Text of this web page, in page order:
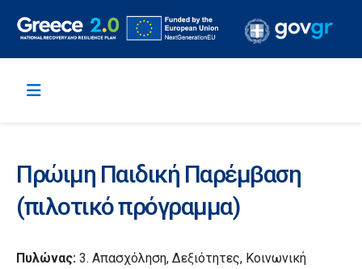
Πρώιμη Παιδική Παρέμβαση
(πιλοτικό πρόγραμμα)
Πυλώνας: 3. Απασχόληση, Δεξιότητες, Κοινωνική